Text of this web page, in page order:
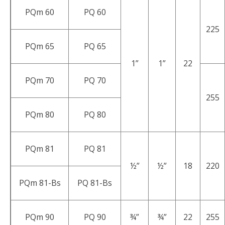
PQm 60 PQ 60
1” 1” 22
225
PQm 65
PQ 65
PQm 70
PQ 70
255
PQm 80
PQ 80
PQm 81
PQ 81
½”
½” 18
220
PQm 81-Bs
PQ 81-Bs
PQm 90 PQ 90 ¾” ¾” 22 255